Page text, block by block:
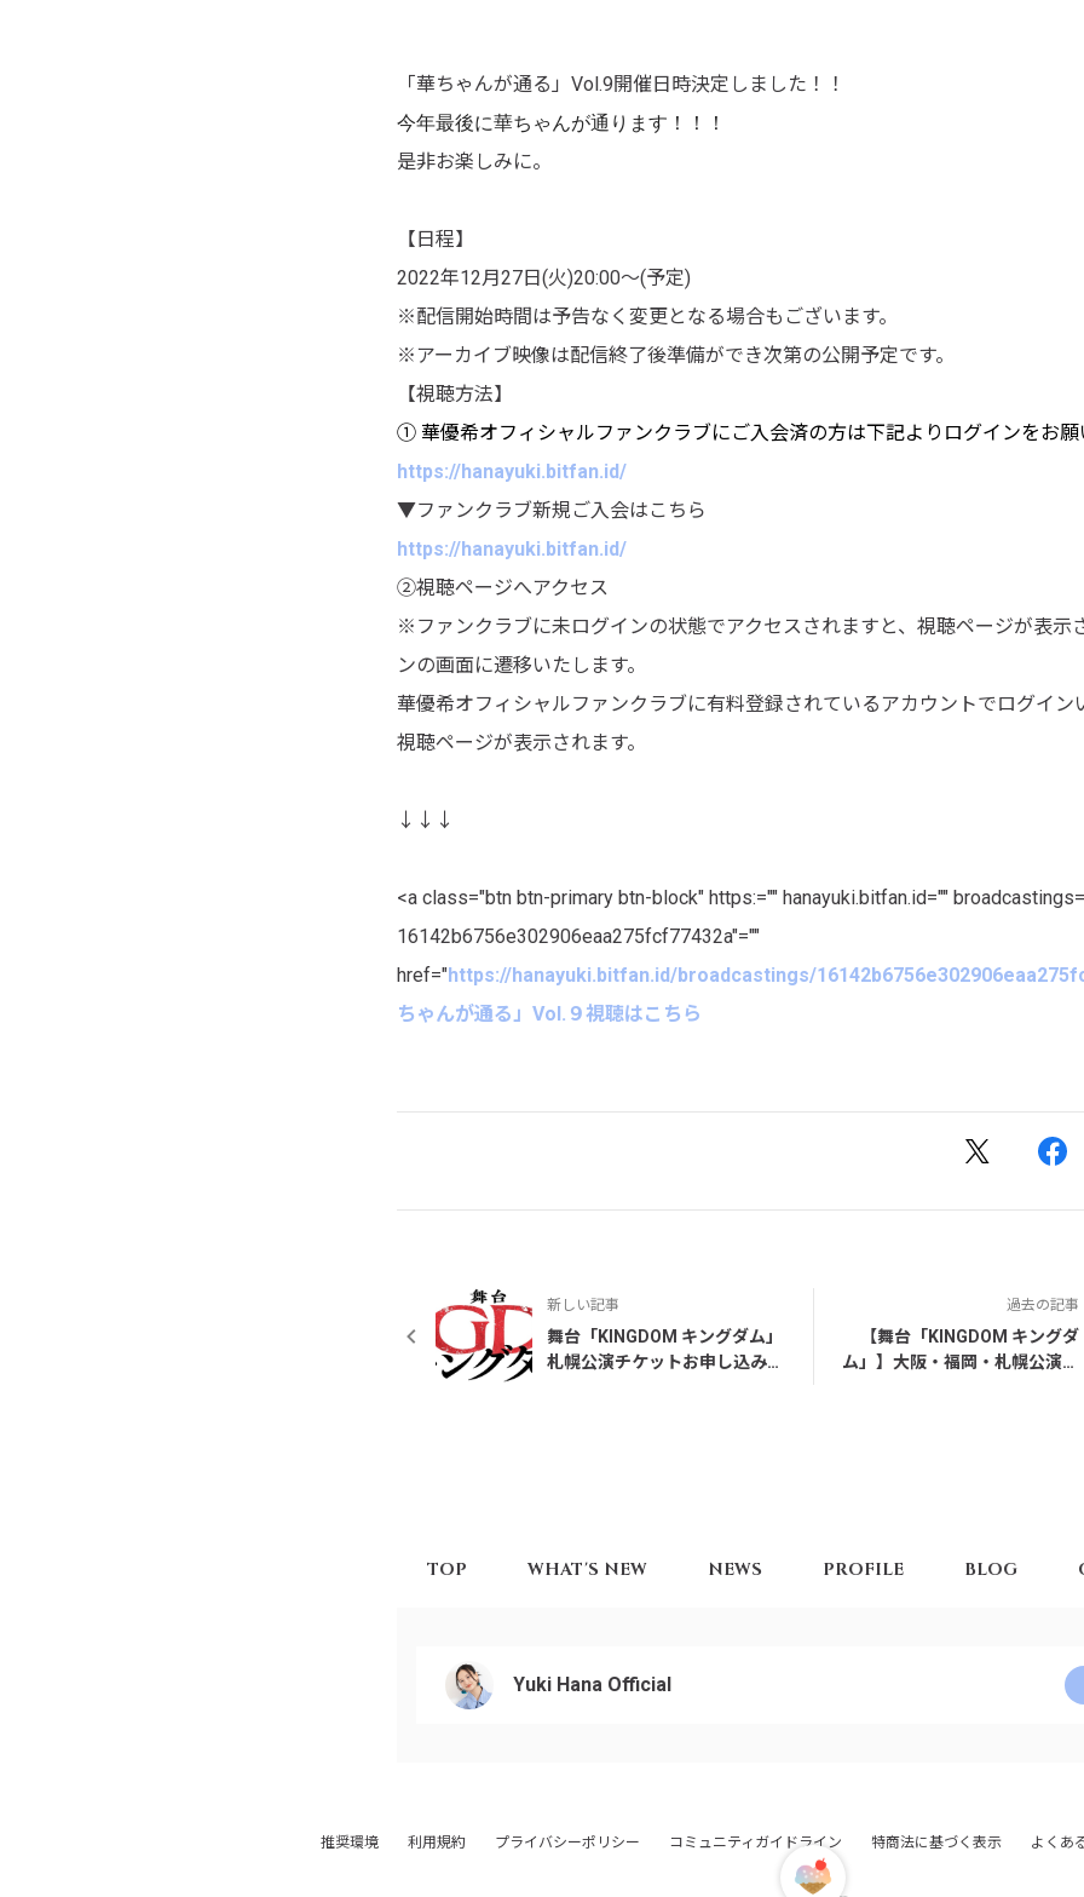
「華ちゃんが通る」Vol.9開催日時決定しました！！
今年最後に華ちゃんが通ります！！！
是非お楽しみに。
【日程】
2022年12月27日(火)20:00〜(予定)
※配信開始時間は予告なく変更となる場合もございます。
※アーカイブ映像は配信終了後準備ができ次第の公開予定です。
【視聴方法】
① 華優希オフィシャルファンクラブにご入会済の方は下記よりログインをお願
https://hanayuki.bitfan.id/
▼ファンクラブ新規ご入会はこちら
https://hanayuki.bitfan.id/
②視聴ページへアクセス
※ファンクラブに未ログインの状態でアクセスされますと、視聴ページが表示
ンの画面に遷移いたします。
華優希オフィシャルファンクラブに有料登録されているアカウントでログイン
視聴ページが表示されます。
↓↓↓
<a class="btn btn-primary btn-block" https:="" hanayuki.bitfan.id=""
16142b6756e302906eaa275fcf77432a"=""
href="https://hanayuki.bitfan.id/broadcastings/
ちゃんが通る」Vol.９視聴はこちら
新しい記事
舞台「KINGDOM キングダム」
札幌公演チケットお申し込み方
過去の記事
【舞台「KINGDOM キングダ
ム」】大阪・福岡・札幌公演フ
TOP WHAT'S NEW NEWS PROFILE BLOG
Yuki Hana Official
推奨環境 利用規約 プライバシーポリシー コミュニティガイドライン 特商法に基づく表示 よくあ